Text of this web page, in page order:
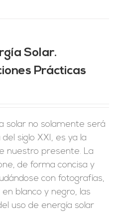
Solar.
Prácticas
solar no solamente será
siglo XXI, es ya la
nuestro presente. La
de forma concisa y
con fotografías,
en blanco y negro, las
uso de energía solar